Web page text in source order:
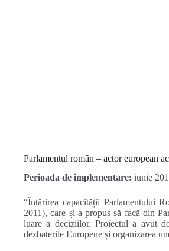
Parlamentul român – actor european
Perioada de implementare: iunie
“Întărirea capacității Parlamentului
2011), care și-a propus să facă din
luare a deciziilor. Proiectul a avut
dezbaterile Europene și organizarea